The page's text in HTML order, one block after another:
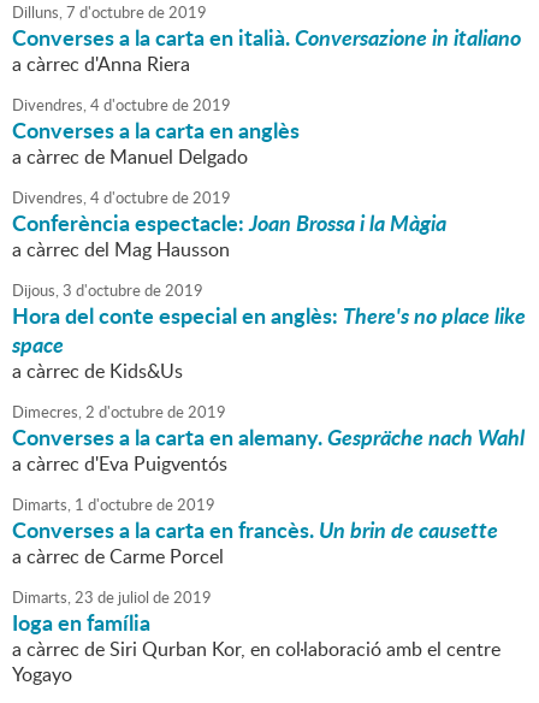
Dilluns,7 d'octubrede2019
Converses a la carta en italià.Conversazione in italiano
a càrrec d'Anna Riera
Divendres,4d'octubrede2019
Converses a la carta en anglès
a càrrec de Manuel Delgado
Divendres,4d'octubrede2019
Conferència espectacle:Joan Brossa i la Màgia
a càrrec del Mag Hausson
Dijous,3 d'octubrede2019
Hora del conte especial en anglès: There's no place like
space
a càrrec de Kids&Us
Dimecres,2 d'octubrede2019
Converses a la carta en alemany.Gespräche nach Wahl
a càrrec d'Eva Puigventós
Dimarts, 1 d'octubrede2019
Converses a la carta en francès.Un brin de causette
a càrrec de Carme Porcel
Dimarts,23 de juliol de2019
Ioga en família
a càrrec de Siri Qurban Kor, en col·laboració amb el centre
Yogayo